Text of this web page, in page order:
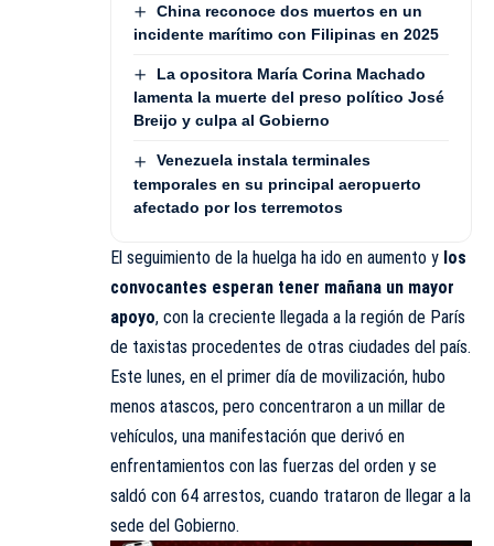
China reconoce dos muertos en un
incidente marítimo con Filipinas en 2025
La opositora María Corina Machado
lamenta la muerte del preso político José
Breijo y culpa al Gobierno
Venezuela instala terminales
temporales en su principal aeropuerto
afectado por los terremotos
El seguimiento de la huelga ha ido en aumento y los
convocantes esperan tener mañana un mayor
apoyo, con la creciente llegada a la región de París
de taxistas procedentes de otras ciudades del país.
Este lunes, en el primer día de movilización, hubo
menos atascos, pero concentraron a un millar de
vehículos, una manifestación que derivó en
enfrentamientos con las fuerzas del orden y se
saldó con 64 arrestos, cuando trataron de llegar a la
sede del Gobierno.